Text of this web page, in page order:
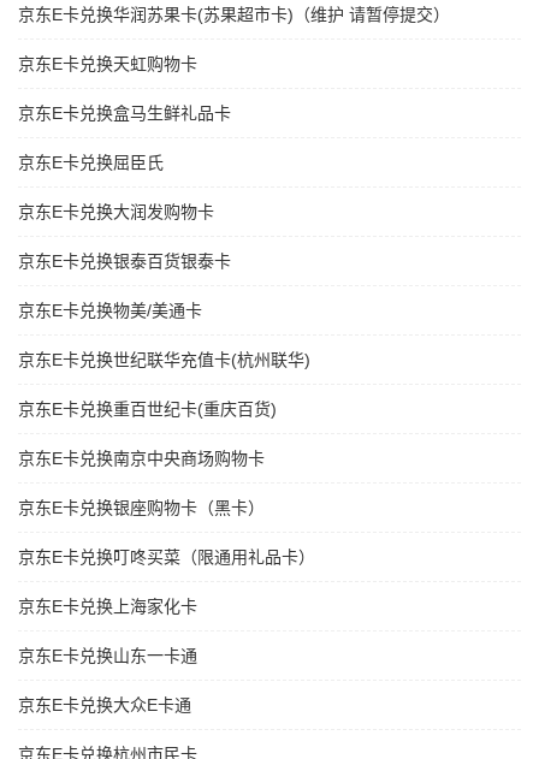
京东E卡兑换华润苏果卡(苏果超市卡)（维护 请暂停提交）
京东E卡兑换天虹购物卡
京东E卡兑换盒马生鲜礼品卡
京东E卡兑换屈臣氏
京东E卡兑换大润发购物卡
京东E卡兑换银泰百货银泰卡
京东E卡兑换物美/美通卡
京东E卡兑换世纪联华充值卡(杭州联华)
京东E卡兑换重百世纪卡(重庆百货)
京东E卡兑换南京中央商场购物卡
京东E卡兑换银座购物卡（黑卡）
京东E卡兑换叮咚买菜（限通用礼品卡）
京东E卡兑换上海家化卡
京东E卡兑换山东一卡通
京东E卡兑换大众E卡通
京东E卡兑换杭州市民卡